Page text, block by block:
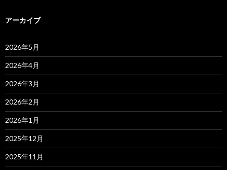
アーカイブ
2026年5月
2026年4月
2026年3月
2026年2月
2026年1月
2025年12月
2025年11月